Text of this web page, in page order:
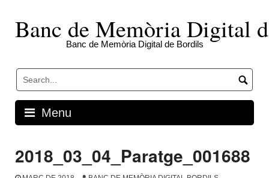
contentBanc de Memòria Digital
Banc de Memòria Digital de Bordils
Menu
2018_03_04_Paratge_001688